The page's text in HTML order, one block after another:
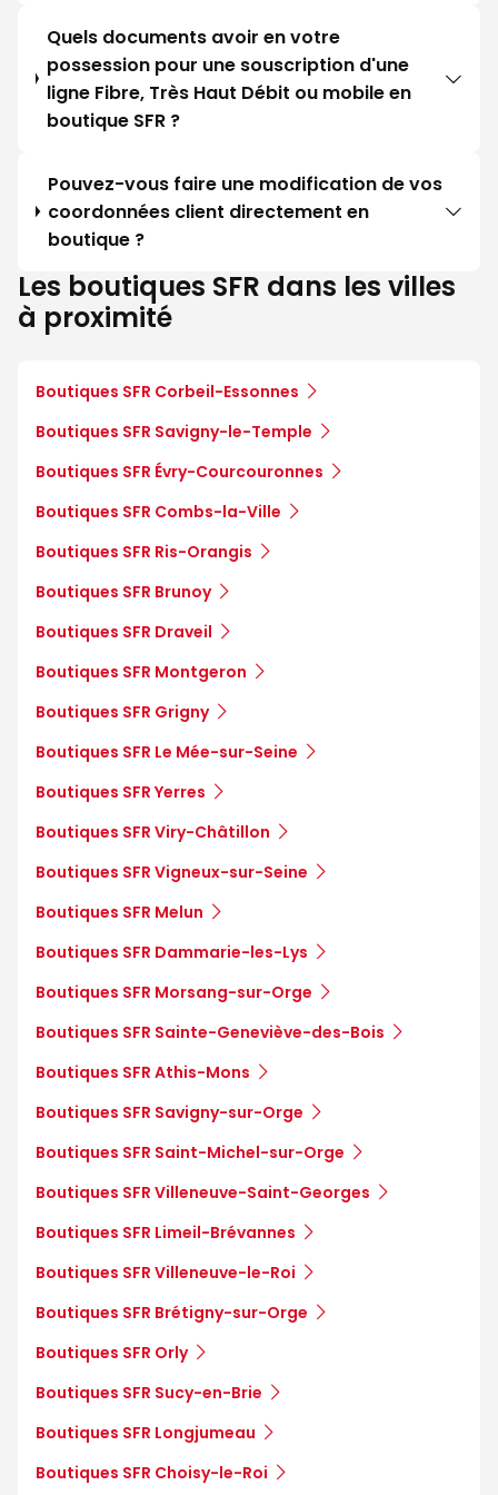
Quels documents avoir en votre
possession pour une souscription d'une
ligne Fibre, Très Haut Débit ou mobile en
boutique SFR ?
Pouvez-vous faire une modification de vos
coordonnées client directement en
boutique ?
Les boutiques SFR dans les villes
à proximité
Boutiques SFR Corbeil-Essonnes
Boutiques SFR Savigny-le-Temple
Boutiques SFR Évry-Courcouronnes
Boutiques SFR Combs-la-Ville
Boutiques SFR Ris-Orangis
Boutiques SFR Brunoy
Boutiques SFR Draveil
Boutiques SFR Montgeron
Boutiques SFR Grigny
Boutiques SFR Le Mée-sur-Seine
Boutiques SFR Yerres
Boutiques SFR Viry-Châtillon
Boutiques SFR Vigneux-sur-Seine
Boutiques SFR Melun
Boutiques SFR Dammarie-les-Lys
Boutiques SFR Morsang-sur-Orge
Boutiques SFR Sainte-Geneviève-des-Bois
Boutiques SFR Athis-Mons
Boutiques SFR Savigny-sur-Orge
Boutiques SFR Saint-Michel-sur-Orge
Boutiques SFR Villeneuve-Saint-Georges
Boutiques SFR Limeil-Brévannes
Boutiques SFR Villeneuve-le-Roi
Boutiques SFR Brétigny-sur-Orge
Boutiques SFR Orly
Boutiques SFR Sucy-en-Brie
Boutiques SFR Longjumeau
Boutiques SFR Choisy-le-Roi